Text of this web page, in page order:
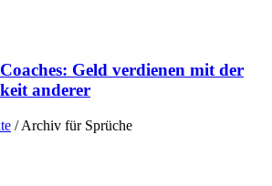
Geld verdienen mit der
anderer
/Archiv für Sprüche